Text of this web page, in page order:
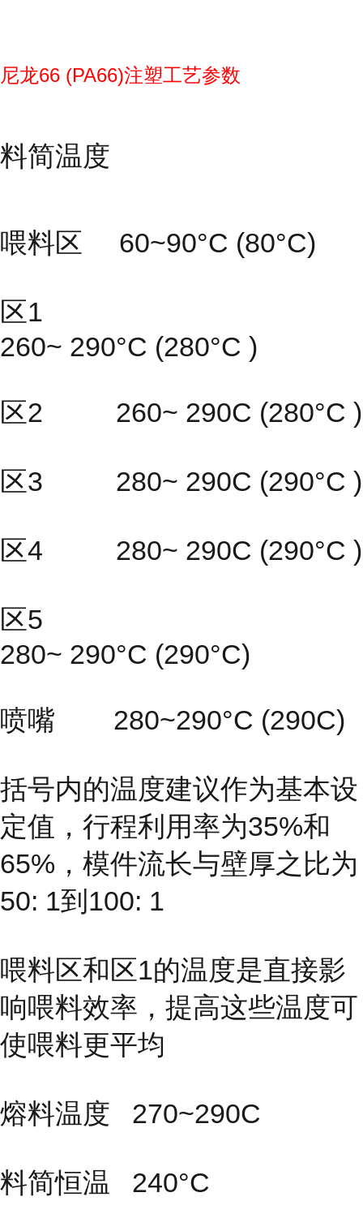
尼龙66 (PA66)注塑工艺参数
料简温度
喂料区 60~90°C (80°C)
区1
260~ 290°C (280°C )
区2 260~ 290C (280°C )
区3 280~ 290C (290°C )
区4 280~ 290C (290°C )
区5
280~ 290°C (290°C)
喷嘴 280~290°C (290C)
括号内的温度建议作为基本设
定值，行程利用率为35%和
65%，模件流长与壁厚之比为
50: 1到100: 1
喂料区和区1的温度是直接影
响喂料效率，提高这些温度可
使喂料更平均
熔料温度 270~290C
料简恒温 240°C